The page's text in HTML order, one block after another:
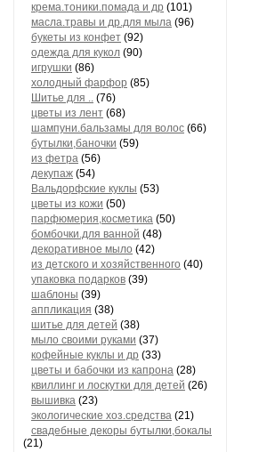
крема.тоники.помада и др (101)
масла.травы и др.для мыла (96)
букеты из конфет (92)
одежда для кукол (90)
игрушки (86)
холодный фарфор (85)
Шитье для .. (76)
цветы из лент (68)
шампуни.бальзамы для волос (66)
бутылки,баночки (59)
из фетра (56)
декупаж (54)
Вальдорфские куклы (53)
цветы из кожи (50)
парфюмерия,косметика (50)
бомбочки.для ванной (48)
декоративное мыло (42)
из детского и хозяйственного (40)
упаковка подарков (39)
шаблоны (39)
аппликация (38)
шитье для детей (38)
мыло своими руками (37)
кофейные куклы и др (33)
цветы и бабочки из капрона (28)
квиллинг и лоскутки для детей (26)
вышивка (23)
экологические хоз.средства (21)
свадебные декоры бутылки,бокалы
(21)